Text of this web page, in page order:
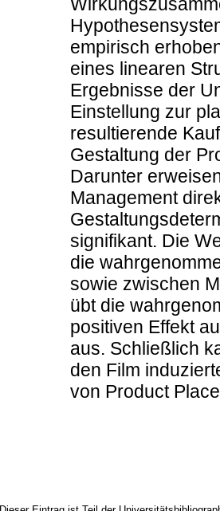
empirisch
eines linearen
Ergebnisse der
Einstellung zur
resultierende
Gestaltung der
Darunter
Management
signifikant. Die
die
sowie zwischen
übt die
positiven Effekt
aus. Schließlich
den Film
von Product